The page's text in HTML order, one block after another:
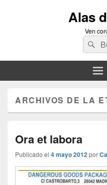
Alas
Ven
Buscar
por:
ARCHIVOS DE LA
Ora et labora
Publicado el 4 mayo 2012por